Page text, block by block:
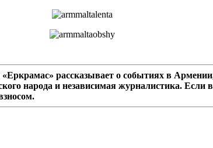
рассказывает о событиях в
народа и независимая журналистика.